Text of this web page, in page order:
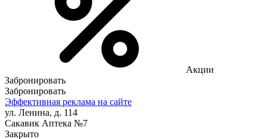
Акции
Забронировать
Забронировать
Эффективная реклама на сайте
ул. Ленина, д. 114
Сакавик Аптека №7
Закрыто